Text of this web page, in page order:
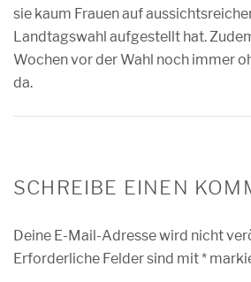
sie kaum Frauen auf
Landtagswahl aufgestellt hat.
Wochen vor der Wahl noch immer
da.
SCHREIBE EINEN
Deine E-Mail-Adresse wird nicht
Erforderliche Felder sind mit*